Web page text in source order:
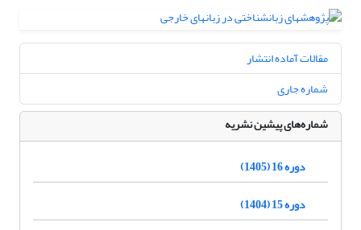
مقالات آماده انتشار
شماره جاری
شماره‌های پیشین نشریه
دوره 16 (1405)
دوره 15 (1404)